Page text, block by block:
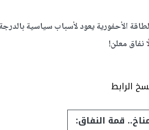
الأحفورية يعود لأسباب سياسية
نفاق معلن!
الرابط
قمة النفاق: